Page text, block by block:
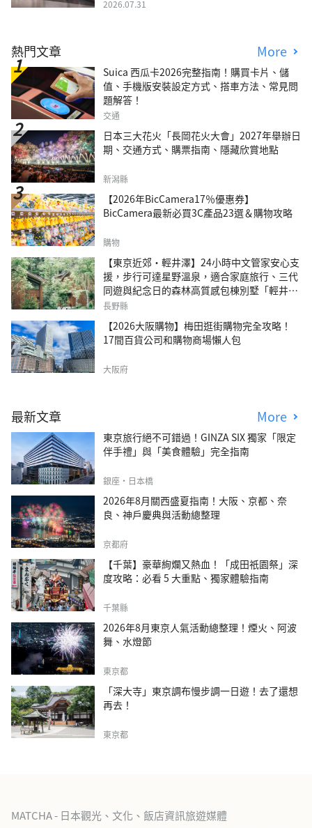
2026.07.31
熱門文章 More
Suica 西瓜卡2026完整指南！購買卡片、儲
值、手機版安裝設定方式、搭車方法、常見問
題解答！
交通
日本三大花火「長岡花火大會」2027年舉辦日
期、交通方式、購票指南、隱藏欣賞地點
新潟縣
【2026年BicCamera17％優惠券】
BicCamera最新必買3C產品23選＆購物攻略
購物
【東京近郊・輕井澤】24小時中文管家安心支
援，步行可達星野溫泉，適合家庭旅行、三代
同遊與紀念日的森林高質感包棟別墅「輕井澤
森四季VILLA」
長野縣
【2026大阪購物】梅田逛街購物完全攻略！
17間百貨公司和購物商場懶人包
大阪府
最新文章 More
東京旅行絕不可錯過！GINZA SIX 獨家「限定
伴手禮」與「美食體驗」完全指南
銀座・日本橋
2026年8月關西盛夏指南！大阪、京都、奈
良、神戶慶典與活動總整理
京都府
【千葉】豪華絢爛又熱血！「成田祇園祭」深
度攻略：必看 5 大重點、獨家體驗指南
千葉縣
2026年8月東京人氣活動總整理！煙火、阿波
舞、水燈節
東京都
「深大寺」東京調布慢步調一日遊！去了還想
再去！
東京都
MATCHA - 日本觀光、文化、飯店資訊旅遊媒體